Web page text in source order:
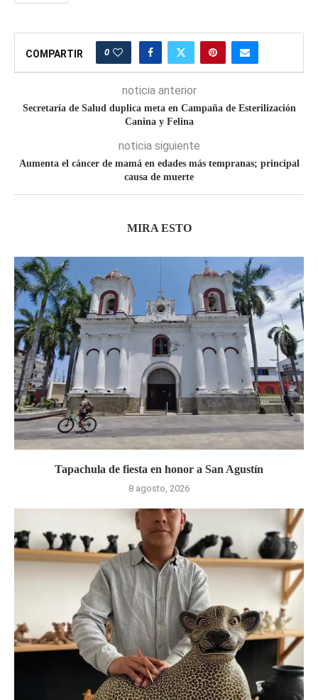
COMPARTIR 0
noticia anterior
Secretaría de Salud duplica meta en Campaña de Esterilización
Canina y Felina
noticia siguiente
Aumenta el cáncer de mamá en edades más tempranas; principal
causa de muerte
MIRA ESTO
Tapachula de fiesta en honor a San Agustín
8 agosto, 2026